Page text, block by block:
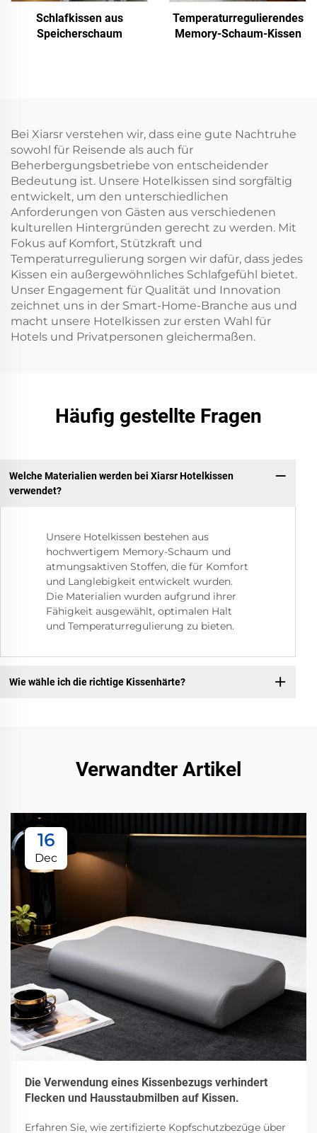
Schlafkissen aus
Speicherschaum
Temperaturregulierendes
Memory-Schaum-Kissen
Bei Xiarsr verstehen wir, dass eine gute Nachtruhe
sowohl für Reisende als auch für
Beherbergungsbetriebe von entscheidender
Bedeutung ist. Unsere Hotelkissen sind sorgfältig
entwickelt, um den unterschiedlichen
Anforderungen von Gästen aus verschiedenen
kulturellen Hintergründen gerecht zu werden. Mit
Fokus auf Komfort, Stützkraft und
Temperaturregulierung sorgen wir dafür, dass jedes
Kissen ein außergewöhnliches Schlafgefühl bietet.
Unser Engagement für Qualität und Innovation
zeichnet uns in der Smart-Home-Branche aus und
macht unsere Hotelkissen zur ersten Wahl für
Hotels und Privatpersonen gleichermaßen.
Häufig gestellte Fragen
Welche Materialien werden bei Xiarsr Hotelkissen
verwendet?
Unsere Hotelkissen bestehen aus
hochwertigem Memory-Schaum und
atmungsaktiven Stoffen, die für Komfort
und Langlebigkeit entwickelt wurden.
Die Materialien wurden aufgrund ihrer
Fähigkeit ausgewählt, optimalen Halt
und Temperaturregulierung zu bieten.
Wie wähle ich die richtige Kissenhärte?
Verwandter Artikel
16
Dec
Die Verwendung eines Kissenbezugs verhindert
Flecken und Hausstaubmilben auf Kissen.
Erfahren Sie, wie zertifizierte Kopfschutzbezüge über